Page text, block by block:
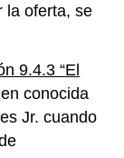
la oferta, se
9.4.3 “El
conocida
Jr. cuando